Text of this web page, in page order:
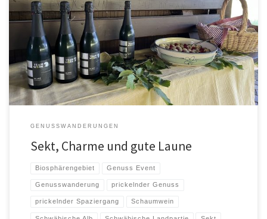
…denn die Welt gehört dem, der Sie genießt…(G.Leopardi) Man kann
spazieren gehen, ohne Sekt zu trinken. Man kann aber auch […]
GENUSSWANDERUNGEN
Sekt, Charme und gute Laune
Biosphärengebiet Genuss Event
Genusswanderung prickelnder Genuss
prickelnder Spaziergang Schaumwein